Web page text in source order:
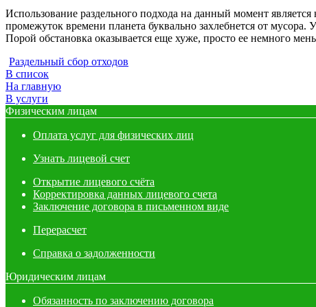
Использование раздельного подхода на данный момент
промежуток времени планета буквально захлебнется от
Порой обстановка оказывается еще хуже, просто ее немного
Раздельный сбор отходов
В список
На главную
В услуги
Физическим лицам
Оплата услуг для физических лиц
Узнать лицевой счет
Открытие лицевого счёта
Корректировка данных лицевого счета
Заключение договора в письменном виде
Перерасчет
Справка о задолженности
Юридическим лицам
Обязанность по заключению договора